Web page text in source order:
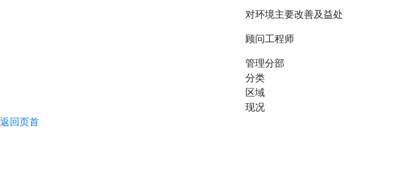
对环境主要改善及益处
顾问工程师
管理分部
分类
区域
现况
返回页首